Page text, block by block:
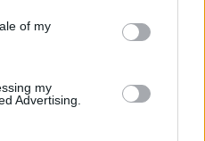
of my
my
Advertising.